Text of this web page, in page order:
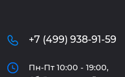
+7 (499) 938-91-59
Пн-Пт 10:00 - 19:00,